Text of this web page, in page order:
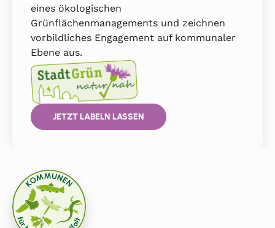
eines ökologischen
Grünflächenmanagements und zeichnen
vorbildliches Engagement auf kommunaler
Ebene aus.
JETZT LABELN LASSEN